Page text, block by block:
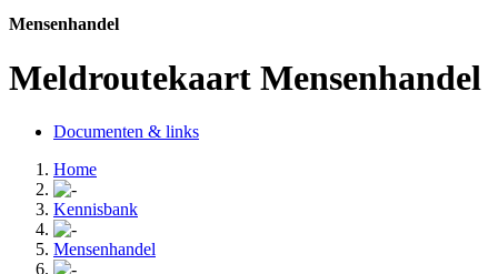
Mensenhandel
Meldroutekaart Mensenhandel
Documenten & links
Home
Kennisbank
Mensenhandel